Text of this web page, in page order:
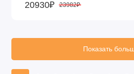
20930₽ 23982₽
Показать